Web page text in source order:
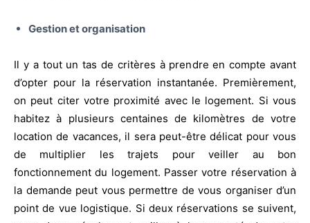
Gestion et organisation
Il y a tout un tas de critères à prendre en compte avant
d’opter pour la réservation instantanée. Premièrement,
on peut citer votre proximité avec le logement. Si vous
habitez à plusieurs centaines de kilomètres de votre
location de vacances, il sera peut-être délicat pour vous
de multiplier les trajets pour veiller au bon
fonctionnement du logement. Passer votre réservation à
la demande peut vous permettre de vous organiser d’un
point de vue logistique. Si deux réservations se suivent,